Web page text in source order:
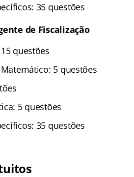
35 questões
de Fiscalização
questões
5 questões
5 questões
35 questões